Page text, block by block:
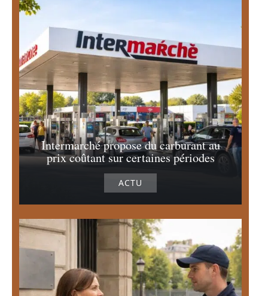
Intermarché propose du carburant au
prix coûtant sur certaines périodes
ACTU